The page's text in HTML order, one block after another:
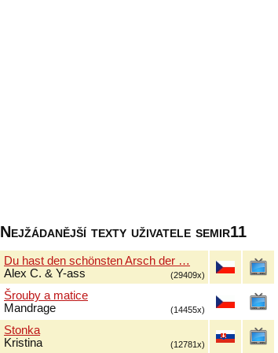
Nejžádanější texty uživatele semir11
Du hast den schönsten Arsch der …
Alex C. & Y-ass
(29409x)
Šrouby a matice
Mandrage
(14455x)
Stonka
Kristina
(12781x)